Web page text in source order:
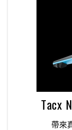
Tacx
帶來